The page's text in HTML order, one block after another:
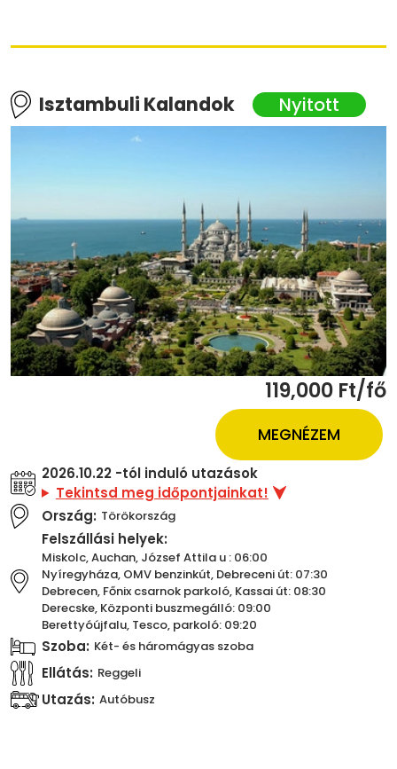
Isztambuli Kalandok
119,000 Ft/fő
MEGNÉZEM
2026.10.22 -tól induló utazások
Tekintsd meg időpontjainkat!
Ország: Törökország
Felszállási helyek:
Miskolc, Auchan, József Attila u : 06:00
Nyíregyháza, OMV benzinkút, Debreceni út: 07:30
Debrecen, Főnix csarnok parkoló, Kassai út: 08:30
Derecske, Központi buszmegálló: 09:00
Berettyóújfalu, Tesco, parkoló: 09:20
Szoba: Két- és háromágyas szoba
Ellátás: Reggeli
Utazás: Autóbusz